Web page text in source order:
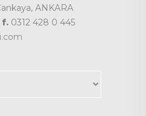
ANKARA
f. 0312 428 0 445